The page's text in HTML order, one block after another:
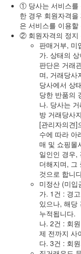
① 당사는 서비스를
한 경우 회원자격
은 서비스를 이용할
② 회원자격의 정지
판매거부, 미
가. 상태의
판단은 거래
며, 거래당사
당사에서 상
당한 반품의
나. 당사는
방 거래당사
[관리자의견]
수에 따라 아
매 및 쇼핑몰
일인인 경우,
더해지며, 그
것으로 합니
미정산 (미입
가. 1건 : 경
있으나, 해당
누적됩니다.
나. 2건 : 회
제 전까지 사
다. 3건 : 회